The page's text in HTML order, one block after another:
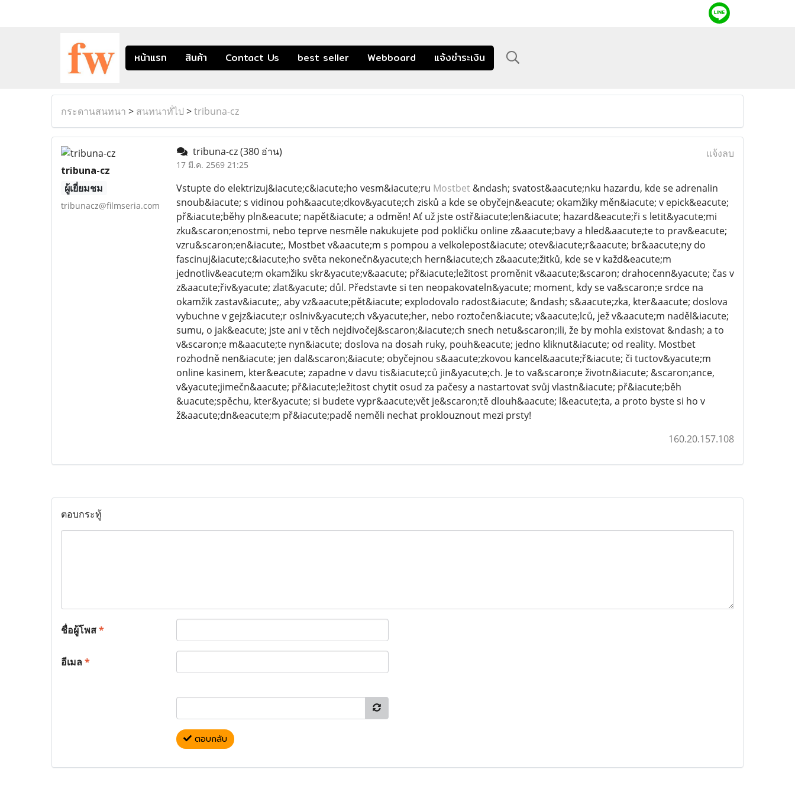
หน้าแรก สินค้า Contact Us best seller Webboard แจ้งชำระเงิน
กระดานสนทนา > สนทนาทั่ไป >tribuna-cz
tribuna-cz
ผู้เยี่ยมชม
tribunacz@filmseria.com
tribuna-cz(380 อ่าน)
17 มี.ค. 2569 21:25
แจ้งลบ
Vstupte do elektrizuj&iacute;c&iacute;ho vesm&iacute;ru Mostbet&ndash; svatost&aacute;nku hazardu, kde se adrenalin
snoub&iacute; s vidinou poh&aacute;dkov&yacute;ch zisků a kde se obyčejn&eacute; okamžiky měn&iacute; v epick&eacute;
př&iacute;běhy pln&eacute; napět&iacute; a odměn! Ať už jste ostř&iacute;len&iacute; hazard&eacute;ři s letit&yacute;mi
zku&scaron;enostmi, nebo teprve nesměle nakukujete pod pokličku online z&aacute;bavy a hled&aacute;te to prav&eacute;
vzru&scaron;en&iacute;, Mostbet v&aacute;m s pompou a velkolepost&iacute; otev&iacute;r&aacute; br&aacute;ny do
fascinuj&iacute;c&iacute;ho světa nekonečn&yacute;ch hern&iacute;ch z&aacute;žitků, kde se v každ&eacute;m
jednotliv&eacute;m okamžiku skr&yacute;v&aacute; př&iacute;ležitost proměnit v&aacute;&scaron; drahocenn&yacute; čas v
z&aacute;řiv&yacute; zlat&yacute; důl. Představte si ten neopakovateln&yacute; moment, kdy se va&scaron;e srdce na
okamžik zastav&iacute;, aby vz&aacute;pět&iacute; explodovalo radost&iacute; &ndash; s&aacute;zka, kter&aacute; doslova
vybuchne v gejz&iacute;r oslniv&yacute;ch v&yacute;her, nebo roztočen&iacute; v&aacute;lců, jež v&aacute;m naděl&iacute;
sumu, o jak&eacute; jste ani v těch nejdivočej&scaron;&iacute;ch snech netu&scaron;ili, že by mohla existovat &ndash; a to
v&scaron;e m&aacute;te nyn&iacute; doslova na dosah ruky, pouh&eacute; jedno kliknut&iacute; od reality. Mostbet
rozhodně nen&iacute; jen dal&scaron;&iacute; obyčejnou s&aacute;zkovou kancel&aacute;ř&iacute; či tuctov&yacute;m
online kasinem, kter&eacute; zapadne v davu tis&iacute;ců jin&yacute;ch. Je to va&scaron;e životn&iacute; &scaron;ance,
v&yacute;jimečn&aacute; př&iacute;ležitost chytit osud za pačesy a nastartovat svůj vlastn&iacute; př&iacute;běh
&uacute;spěchu, kter&yacute; si budete vypr&aacute;vět je&scaron;tě dlouh&aacute; l&eacute;ta, a proto byste si ho v
ž&aacute;dn&eacute;m př&iacute;padě neměli nechat proklouznout mezi prsty!
160.20.157.108
ตอบกระทู้
ชื่อผู้โพส*
อีเมล*
ตอบกลับ